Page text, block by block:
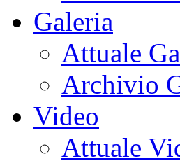
Galeria
Attuale
Archivio
Video
Attuale